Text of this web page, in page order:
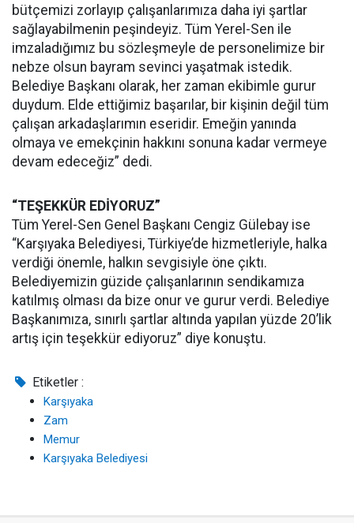
bütçemizi zorlayıp çalışanlarımıza daha iyi şartlar
sağlayabilmenin peşindeyiz. Tüm Yerel-Sen ile
imzaladığımız bu sözleşmeyle de personelimize bir
nebze olsun bayram sevinci yaşatmak istedik.
Belediye Başkanı olarak, her zaman ekibimle gurur
duydum. Elde ettiğimiz başarılar, bir kişinin değil tüm
çalışan arkadaşlarımın eseridir. Emeğin yanında
olmaya ve emekçinin hakkını sonuna kadar vermeye
devam edeceğiz” dedi.
“TEŞEKKÜR EDİYORUZ”
Tüm Yerel-Sen Genel Başkanı Cengiz Gülebay ise
“Karşıyaka Belediyesi, Türkiye’de hizmetleriyle, halka
verdiği önemle, halkın sevgisiyle öne çıktı.
Belediyemizin güzide çalışanlarının sendikamıza
katılmış olması da bize onur ve gurur verdi. Belediye
Başkanımıza, sınırlı şartlar altında yapılan yüzde 20’lik
artış için teşekkür ediyoruz” diye konuştu.
Etiketler :
Karşıyaka
Zam
Memur
Karşıyaka Belediyesi